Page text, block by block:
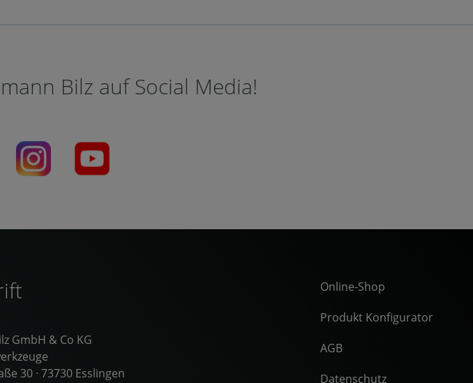
Bilz auf Social Media!
GmbH & Co KG
30 · 73730 Esslingen
Online-Shop
Produkt Konfigurator
AGB
Datenschutz